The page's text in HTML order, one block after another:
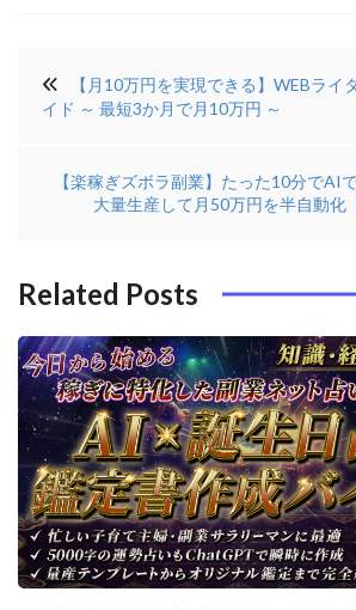
r
e
e
e
n
稿
シ
ン
【月10万円を実現できる】WEBライ
イド ～ 最短3か月で月10万円 ～
【楽稼ぎズボラ副業】たった10分でAI
大量生産して月50万円を半自動化
Related Posts